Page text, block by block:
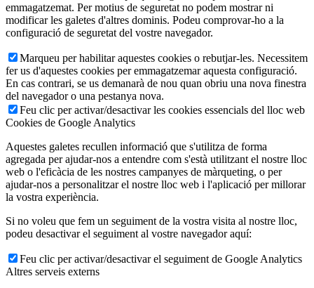
emmagatzemat. Per motius de seguretat no podem mostrar ni
modificar les galetes d'altres dominis. Podeu comprovar-ho a la
configuració de seguretat del vostre navegador.
Marqueu per habilitar aquestes cookies o rebutjar-les. Necessitem
fer us d'aquestes cookies per emmagatzemar aquesta configuració.
En cas contrari, se us demanarà de nou quan obriu una nova finestra
del navegador o una pestanya nova.
Feu clic per activar/desactivar les cookies essencials del lloc web
Cookies de Google Analytics
Aquestes galetes recullen informació que s'utilitza de forma
agregada per ajudar-nos a entendre com s'està utilitzant el nostre lloc
web o l'eficàcia de les nostres campanyes de màrqueting, o per
ajudar-nos a personalitzar el nostre lloc web i l'aplicació per millorar
la vostra experiència.
Si no voleu que fem un seguiment de la vostra visita al nostre lloc,
podeu desactivar el seguiment al vostre navegador aquí:
Feu clic per activar/desactivar el seguiment de Google Analytics
Altres serveis externs